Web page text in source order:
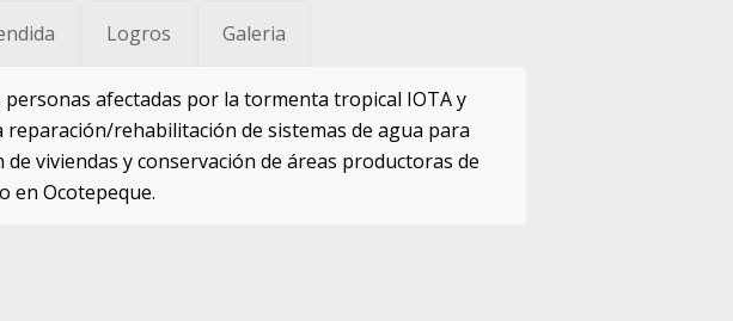
Logros Galeria
afectadas por la tormenta tropical IOTA y
rehabilitación de sistemas de agua para
viviendas y conservación de áreas productoras de
en Ocotepeque.